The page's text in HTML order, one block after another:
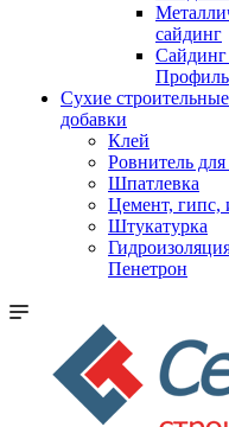
сайдинг
Сайдинг
Профиль
Сухие
добавки
Клей
Ровнитель для
Шпатлевка
Цемент, гипс,
Штукатурка
Пенетрон